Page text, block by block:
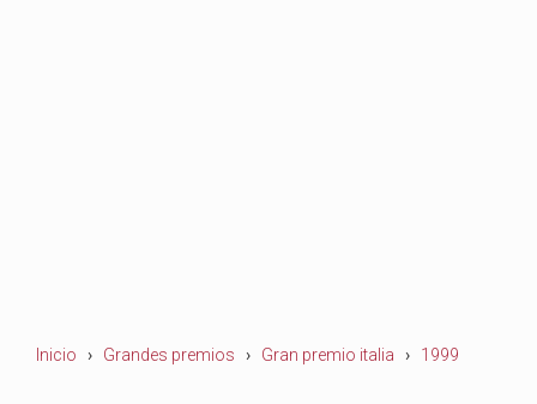
Inicio Grandes premios Gran premio italia 1999